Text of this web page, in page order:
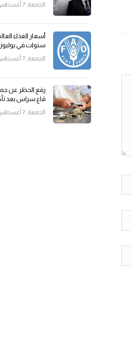
الجمعة, 7 أغسطس 2026, 20:00
سنوات في
الجمعة, 7 أغسطس 2026, 19:00
رفع الحظر عن
قاع سراس بعد
الجمعة, 7 أغسطس 2026, 18:00